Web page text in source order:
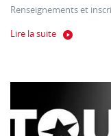
Renseignements et
Lire la suite